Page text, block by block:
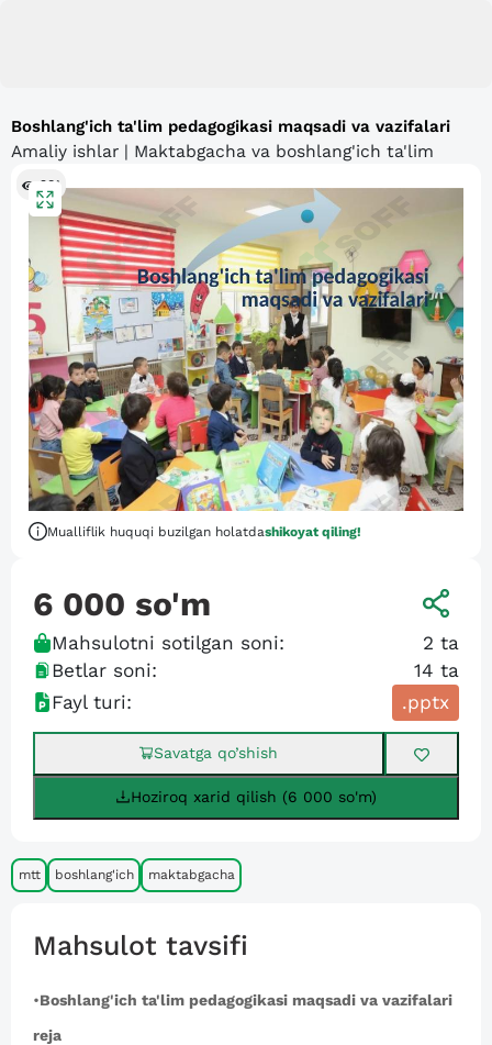
Boshlang'ich ta'lim pedagogikasi maqsadi va vazifalari
Amaliy ishlar | Maktabgacha va boshlang'ich ta'lim
981
Mualliflik huquqi buzilgan holatdashikoyat qiling!
6 000 so'm
Mahsulotni sotilgan soni: 2 ta
Betlar soni:
14 ta
Fayl turi:
.pptx
Savatga qo’shish
Hoziroq xarid qilish (6 000 so'm)
mtt boshlang'ich maktabgacha
Mahsulot tavsifi
•Boshlang'ich ta'lim pedagogikasi maqsadi va vazifalari
reja